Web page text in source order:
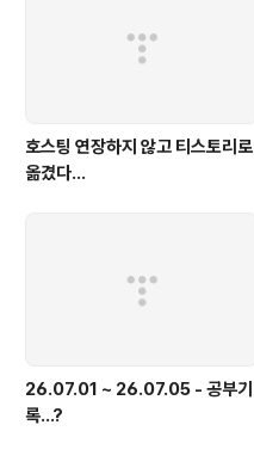
호스팅 연장하지 않고 티스토리로
옮겼다...
26.07.01 ~ 26.07.05 - 공부기
록...?